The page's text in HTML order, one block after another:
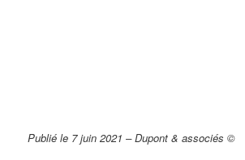
Publié le 7 juin 2021 – Dupont & associés ©